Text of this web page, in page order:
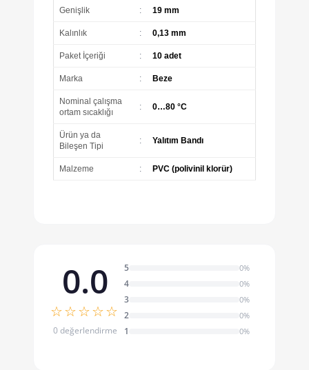
Genişlik : 19 mm
Kalınlık : 0,13 mm
Paket İçeriği : 10 adet
Marka : Beze
Nominal çalışma
ortam sıcaklığı
: 0…80 °C
Ürün ya da
Bileşen Tipi
: Yalıtım Bandı
Malzeme : PVC (polivinil klorür)
0.0
☆☆☆☆☆
0 değerlendirme
5 0%
4 0%
3 0%
2 0%
1 0%